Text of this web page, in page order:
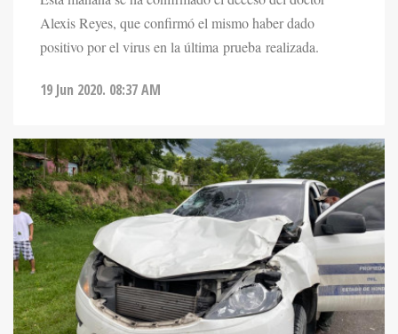
Alexis Reyes, que confirmó el mismo haber dado
positivo por el virus en la última prueba realizada.
19 Jun 2020. 08:37 AM